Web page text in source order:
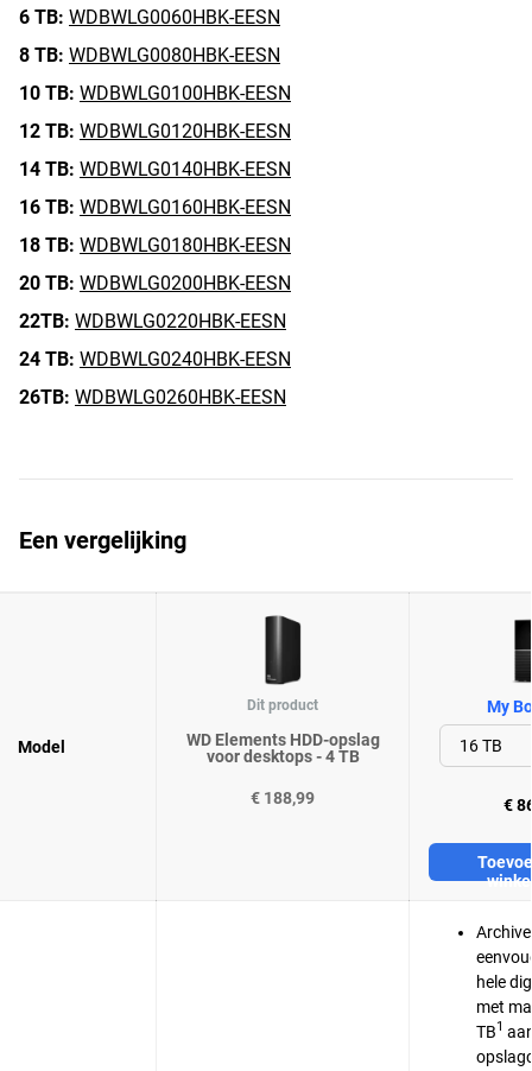
6 TB: WDBWLG0060HBK-EESN
8 TB: WDBWLG0080HBK-EESN
10 TB: WDBWLG0100HBK-EESN
12 TB: WDBWLG0120HBK-EESN
14 TB: WDBWLG0140HBK-EESN
16 TB: WDBWLG0160HBK-EESN
18 TB: WDBWLG0180HBK-EESN
20 TB: WDBWLG0200HBK-EESN
22TB: WDBWLG0220HBK-EESN
24 TB: WDBWLG0240HBK-EESN
26TB: WDBWLG0260HBK-EESN
Een vergelijking
Model
Dit product
WD Elements HDD-opslag
voor desktops - 4 TB
€ 188,99
My
€
hele
met
TB1